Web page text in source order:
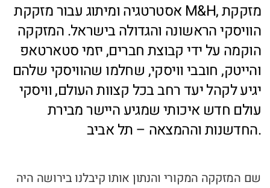
אסטרטגיה ומיתוג עבור מזקקת M&H, מזקקת
הוויסקי הראשונה והגדולה בישראל. המזקקה
הוקמה על ידי קבוצת חברים, יזמי סטארטאפ
והייטק, חובבי וויסקי, שחלמו שהוויסקי שלהם
יגיע לקהל יעד רחב בכל קצוות העולם, וויסקי
עולם חדש איכותי שמגיע היישר מבירת
החדשנות וההמצאה – תל אביב.
שם המזקקה המקורי והנתון אותו קיבלנו בירושה היה